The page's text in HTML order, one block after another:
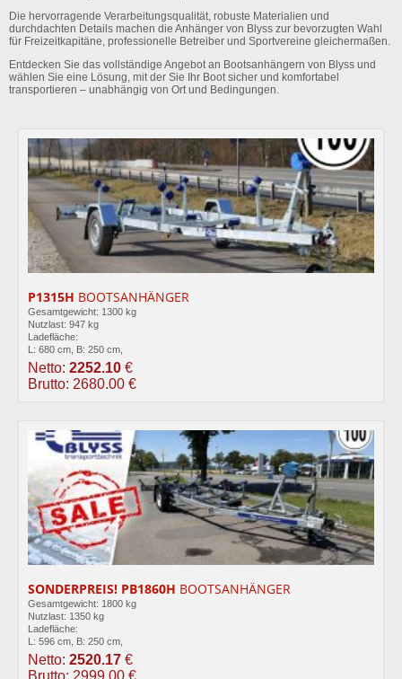
Die hervorragende Verarbeitungsqualität, robuste Materialien und
durchdachten Details machen die Anhänger von Blyss zur bevorzugten Wahl
für Freizeitkapitäne, professionelle Betreiber und Sportvereine gleichermaßen.
Entdecken Sie das vollständige Angebot an Bootsanhängern von Blyss und
wählen Sie eine Lösung, mit der Sie Ihr Boot sicher und komfortabel
transportieren – unabhängig von Ort und Bedingungen.
P1315H BOOTSANHÄNGER
Gesamtgewicht: 1300 kg
Nutzlast: 947 kg
Ladefläche:
L: 680 cm, B: 250 cm,
Netto: 2252.10 €
Brutto: 2680.00 €
SONDERPREIS! PB1860H BOOTSANHÄNGER
Gesamtgewicht: 1800 kg
Nutzlast: 1350 kg
Ladefläche:
L: 596 cm, B: 250 cm,
Netto: 2520.17 €
Brutto: 2999.00 €